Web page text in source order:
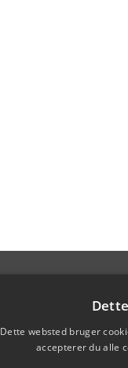
Dette websted bruger
accepterer du alle